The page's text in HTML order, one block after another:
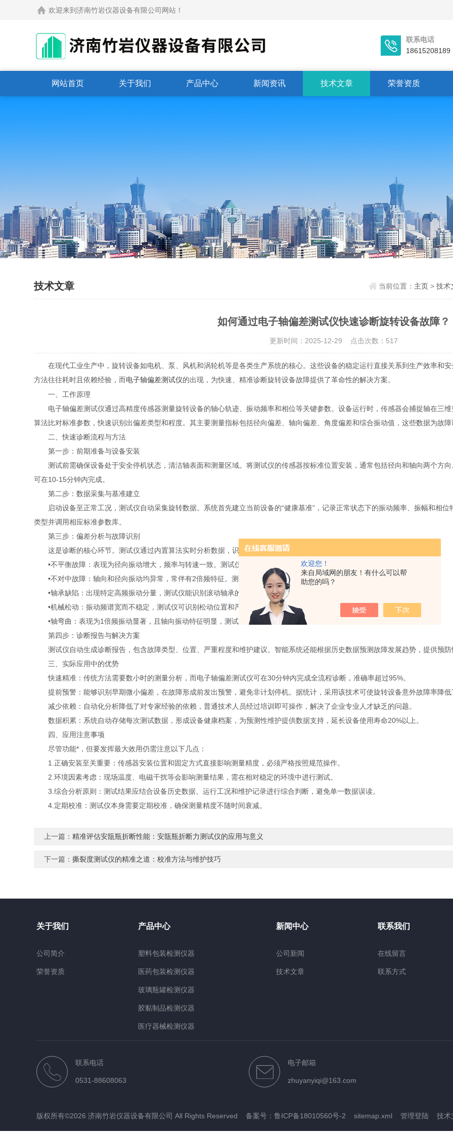
欢迎您！
来自局域网的朋友！有什么可以帮
助您的吗？
欢迎来到济南竹岩仪器设备有限公司网站！
联系电话
18615208189
网站首页 关于我们 产品中心 新闻资讯 技术文章 荣誉资质
技术文章 当前位置： 主页> 技术
如何通过电子轴偏差测试仪快速诊断旋转设备故障？
更新时间：2025-12-29 点击次数：517
在现代工业生产中，旋转设备如电机、泵、风机和涡轮机等是各类生产系统的核心。这些设备的稳定运行直接关系到生产效率和
方法往往耗时且依赖经验，而电子轴偏差测试仪的出现，为快速、精准诊断旋转设备故障提供了革命性的解决方案。
一、工作原理
电子轴偏差测试仪通过高精度传感器测量旋转设备的轴心轨迹、振动频率和相位等关键参数。设备运行时，传感器会捕捉轴在三
算法比对标准参数，快速识别出偏差类型和程度。其主要测量指标包括径向偏差、轴向偏差、角度偏差和综合振动值，这些数据为故
二、快速诊断流程与方法
第一步：前期准备与设备安装
测试前需确保设备处于安全停机状态，清洁轴表面和测量区域。将测试仪的传感器按标准位置安装，通常包括径向和轴向两个方
可在10-15分钟内完成。
第二步：数据采集与基准建立
启动设备至正常工况，测试仪自动采集旋转数据。系统首先建立当前设备的“健康基准”，记录正常状态下的振动频率、振幅和相位
类型并调用相应标准参数库。
第三步：偏差分析与故障识别
这是诊断的核心环节。测试仪通过内置算法实时分析数据，识别异常模式：
•不平衡故障：表现为径向振动增大，频率与转速一致。测试仪可精确显示不平衡质量和位置，为动平衡校正提供直接指导。
•不对中故障：轴向和径向振动均异常，常伴有2倍频特征。测试仪可量化不对中程度和方向，帮助快速调整对中状态。
•轴承缺陷：出现特定高频振动分量，测试仪能识别滚动轴承的内圈、外圈或滚珠损伤，避免突发性故障。
•机械松动：振动频谱宽而不稳定，测试仪可识别松动位置和严重程度。
•轴弯曲：表现为1倍频振动显著，且轴向振动特征明显，测试仪可量化弯曲程度和方向。
第四步：诊断报告与解决方案
测试仪自动生成诊断报告，包含故障类型、位置、严重程度和维护建议。智能系统还能根据历史数据预测故障发展趋势，提供预防
三、实际应用中的优势
快速精准：传统方法需要数小时的测量分析，而电子轴偏差测试仪可在30分钟内完成全流程诊断，准确率超过95%。
提前预警：能够识别早期微小偏差，在故障形成前发出预警，避免非计划停机。据统计，采用该技术可使旋转设备意外故障率降低
减少依赖：自动化分析降低了对专家经验的依赖，普通技术人员经过培训即可操作，解决了企业专业人才缺乏的问题。
数据积累：系统自动存储每次测试数据，形成设备健康档案，为预测性维护提供数据支持，延长设备使用寿命20%以上。
四、应用注意事项
尽管功能*，但要发挥最大效用仍需注意以下几点：
1.正确安装至关重要：传感器安装位置和固定方式直接影响测量精度，必须严格按照规范操作。
2.环境因素考虑：现场温度、电磁干扰等会影响测量结果，需在相对稳定的环境中进行测试。
3.综合分析原则：测试结果应结合设备历史数据、运行工况和维护记录进行综合判断，避免单一数据误读。
4.定期校准：测试仪本身需要定期校准，确保测量精度不随时间衰减。
上一篇：精准评估安瓿瓶折断性能：安瓿瓶折断力测试仪的应用与意义
下一篇：撕裂度测试仪的精准之道：校准方法与维护技巧
关于我们
公司简介
荣誉资质
产品中心
塑料包装检测仪器
医药包装检测仪器
玻璃瓶罐检测仪器
胶黏制品检测仪器
医疗器械检测仪器
新闻中心
公司新闻
技术文章
联系我们
在线留言
联系方式
联系电话
0531-88608063
电子邮箱
zhuyanyiqi@163.com
版权所有©2026 济南竹岩仪器设备有限公司 All Rights Reserved 备案号：鲁ICP备18010560号-2 sitemap.xml 管理登陆 技术